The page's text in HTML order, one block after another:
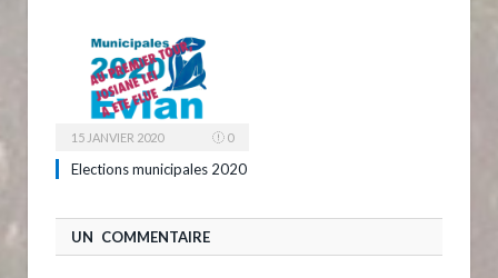
15 JANVIER 2020 0
Elections municipales 2020
UN COMMENTAIRE